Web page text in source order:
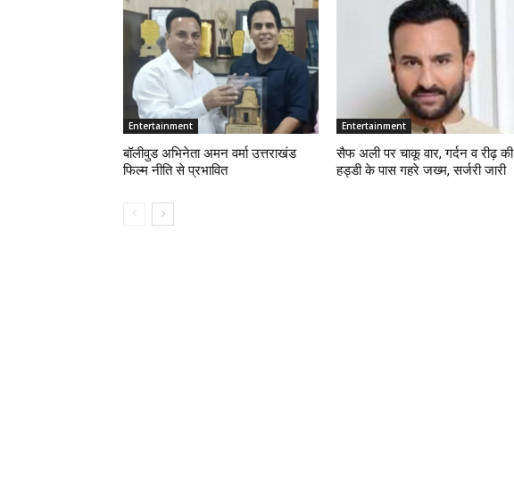
Entertainment
बॉलीवुड अभिनेता अमन वर्मा उत्तराखंड
फिल्म नीति से प्रभावित
Entertainment
सैफ अली पर चाकू वार, गर्दन व रीढ़ की
हड्डी के पास गहरे जख्म, सर्जरी जारी